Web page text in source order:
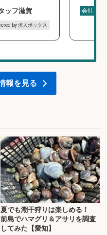
ッフ滋賀
by 求人ボックス
会社名
報を見る
夏でも潮干狩りは楽しめる！
前島でハマグリ＆アサリを調査
してみた【愛知】